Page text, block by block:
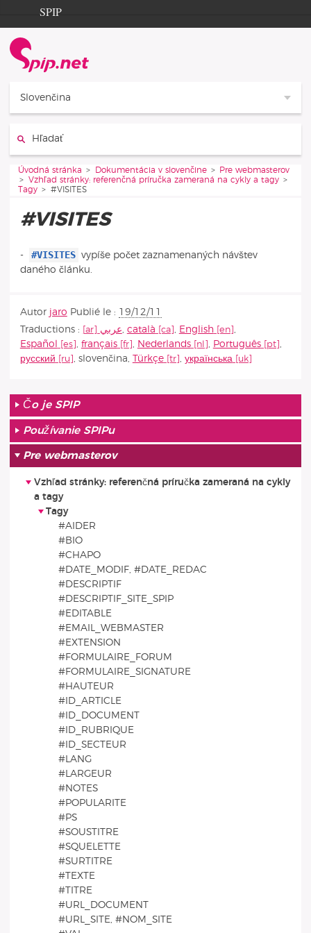
Aller au contenu
Aller à la navigation
SPIP
Documentation
Contribution
Slovenčina
Vous êtes ici :
Úvodná stránka Dokumentácia v slovenčine
Pre webmasterov
Vzhľad stránky: referenčná príručka zameraná na cykly a tagy
Tagy
#VISITES
#VISITES
- #VISITES vypíše počet zaznamenaných návštev
daného článku.
Autor jaro Publié le : 19/12/11
Traductions :
عربي, català , English
,
Español
, français , Nederlands , Português
,
русский
, slovenčina, Türkçe , українська
Čo je SPIP
Používanie SPIPu
Pre webmasterov
Vzhľad stránky: referenčná príručka zameraná na cykly
a tagy
Tagy
#AIDER
#BIO
#CHAPO
#DATE_MODIF, #DATE_REDAC
#DESCRIPTIF
#DESCRIPTIF_SITE_SPIP
#EDITABLE
#EMAIL_WEBMASTER
#EXTENSION
#FORMULAIRE_FORUM
#FORMULAIRE_SIGNATURE
#HAUTEUR
#ID_ARTICLE
#ID_DOCUMENT
#ID_RUBRIQUE
#ID_SECTEUR
#LANG
#LARGEUR
#NOTES
#POPULARITE
#PS
#SOUSTITRE
#SQUELETTE
#SURTITRE
#TEXTE
#TITRE
#URL_DOCUMENT
#URL_SITE, #NOM_SITE